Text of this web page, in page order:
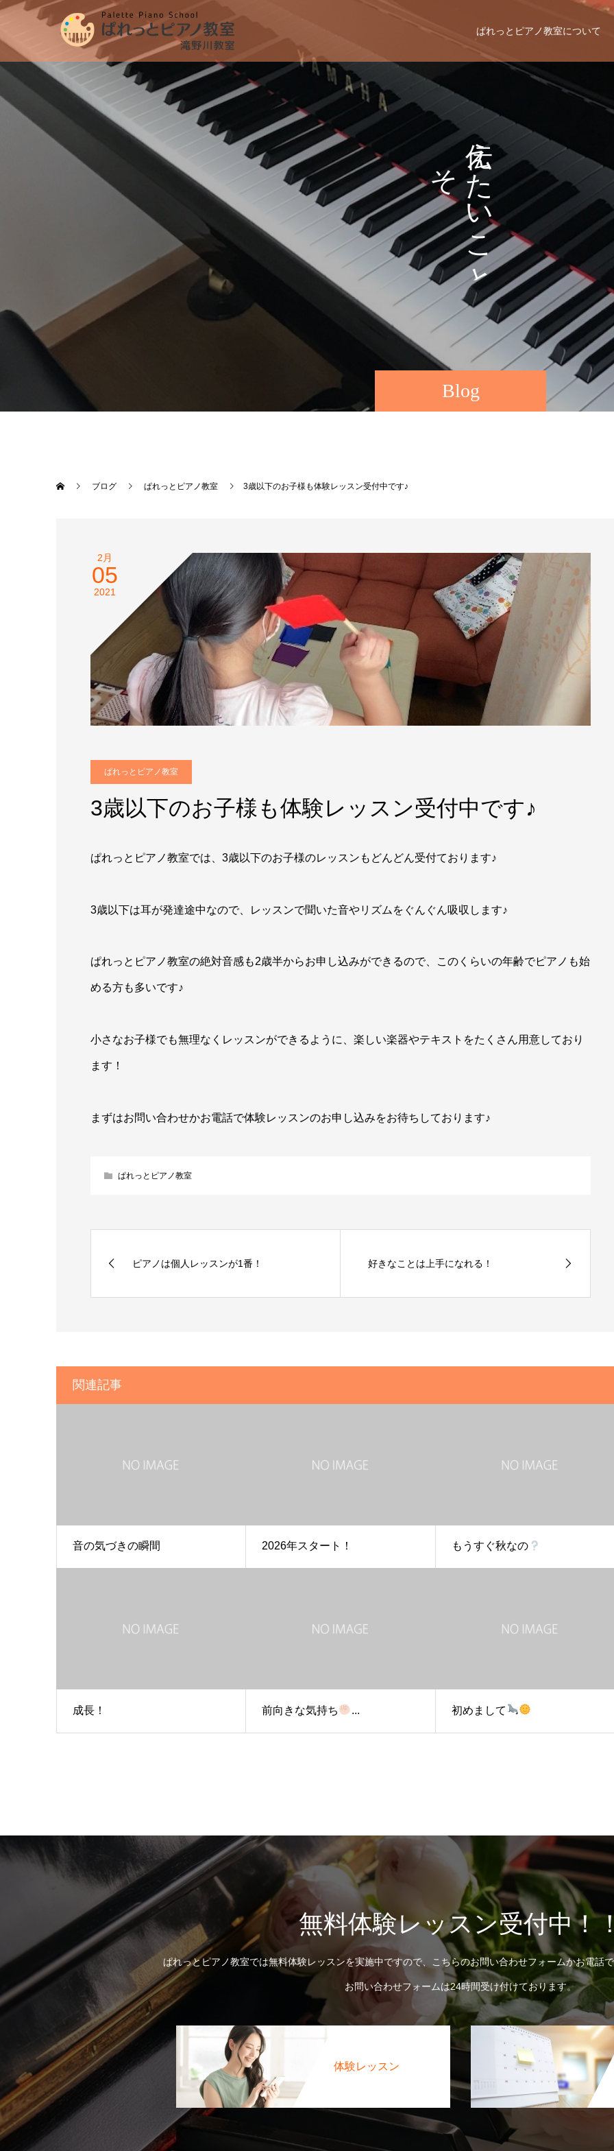
ぱれっとピアノ教室について
Blog
え
た
い
こ
と
そ
の
ま
ま
に
。
ブログ ぱれっとピアノ教室 3歳以下のお子様も体験レッスン受付中です♪
2月
05
2021
ぱれっとピアノ教室
3歳以下のお子様も体験レッスン受付中です♪
ぱれっとピアノ教室では、3歳以下のお子様のレッスンもどんどん受付ております♪
3歳以下は耳が発達途中なので、レッスンで聞いた音やリズムをぐんぐん吸収します♪
ぱれっとピアノ教室の絶対音感も2歳半からお申し込みができるので、このくらいの年齢でピアノも始
める方も多いです♪
小さなお子様でも無理なくレッスンができるように、楽しい楽器やテキストをたくさん用意しており
ます！
まずはお問い合わせかお電話で体験レッスンのお申し込みをお待ちしております♪
ぱれっとピアノ教室
ピアノは個人レッスンが1番！ 好きなことは上手になれる！
関連記事
音の気づきの瞬間 2026年スタート！ もうすぐ秋なの
成長！ 前向きな気持ち ... 初めまして
無料体験レッスン受付中！
ぱれっとピアノ教室では無料体験レッスンを実施中ですので、こちらのお問い合わせフォームかお電話
お問い合わせフォームは24時間受け付けております。
体験レッスン